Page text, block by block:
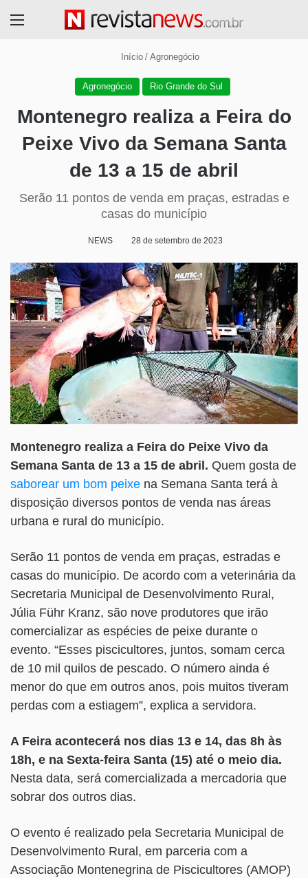
Início / Agronegócio
Agronegócio Rio Grande do Sul
Montenegro realiza a Feira do
Peixe Vivo da Semana Santa
de 13 a 15 de abril
Serão 11 pontos de venda em praças, estradas e
casas do município
NEWS 28 de setembro de 2023
Montenegro realiza a Feira do Peixe Vivo da
Semana Santa de 13 a 15 de abril. Quem gosta de
saborear um bom peixe na Semana Santa terá à
disposição diversos pontos de venda nas áreas
urbana e rural do município.
Serão 11 pontos de venda em praças, estradas e
casas do município. De acordo com a veterinária da
Secretaria Municipal de Desenvolvimento Rural,
Júlia Führ Kranz, são nove produtores que irão
comercializar as espécies de peixe durante o
evento. “Esses piscicultores, juntos, somam cerca
de 10 mil quilos de pescado. O número ainda é
menor do que em outros anos, pois muitos tiveram
perdas com a estiagem”, explica a servidora.
A Feira acontecerá nos dias 13 e 14, das 8h às
18h, e na Sexta-feira Santa (15) até o meio dia.
Nesta data, será comercializada a mercadoria que
sobrar dos outros dias.
O evento é realizado pela Secretaria Municipal de
Desenvolvimento Rural, em parceria com a
Associação Montenegrina de Piscicultores (AMOP)